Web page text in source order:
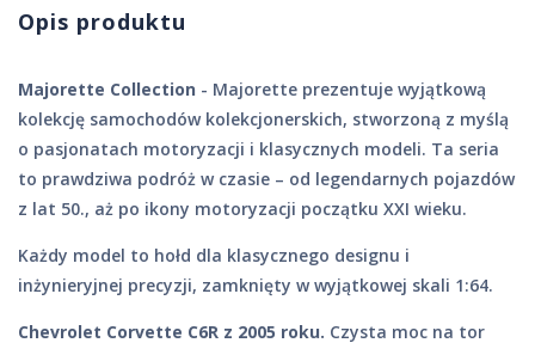
Opis produktu
Majorette Collection - Majorette prezentuje wyjątkową
kolekcję samochodów kolekcjonerskich, stworzoną z myślą
o pasjonatach motoryzacji i klasycznych modeli. Ta seria
to prawdziwa podróż w czasie – od legendarnych pojazdów
z lat 50., aż po ikony motoryzacji początku XXI wieku.
Każdy model to hołd dla klasycznego designu i
inżynieryjnej precyzji, zamknięty w wyjątkowej skali 1:64.
Chevrolet Corvette C6R z 2005 roku. Czysta moc na tor